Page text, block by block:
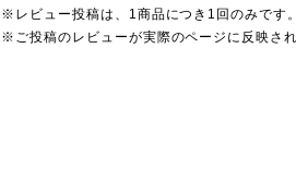
※レビュー投稿は、1商品につき1回のみです。
※ご投稿のレビューが実際のページに反映さ